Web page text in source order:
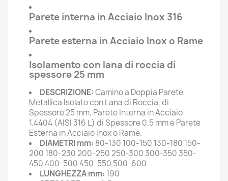
Parete interna in Acciaio Inox 316
Parete esterna in Acciaio Inox o Rame
Isolamento con lana di roccia di
spessore 25 mm
DESCRIZIONE:Camino a Doppia Parete
Metallica Isolato con Lana di Roccia, di
Spessore 25 mm, Parete Interna in Acciaio
1.4404 (AISI 316 L) di Spessore 0,5 mm e Parete
Esterna in Acciaio Inox o Rame.
DIAMETRI mm: 80-130 100-150 130-180 150-
200 180-230 200-250 250-300 300-350 350-
450 400-500 450-550 500-600
LUNGHEZZA mm: 190